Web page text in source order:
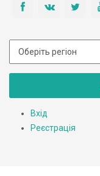
Вхід
Реєстрація